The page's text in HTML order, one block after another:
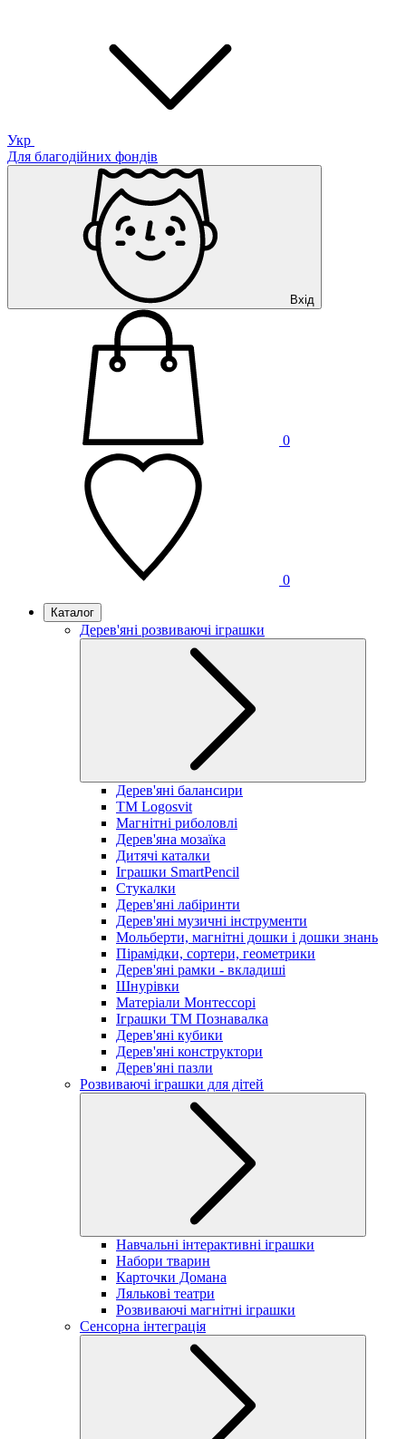
Укр
Для благодійних фондів
Вхід
0
0
Каталог
Дерев'яні розвиваючі іграшки
Дерев'яні балансири
TM Logosvit
Магнітні риболовлі
Дерев'яна мозаїка
Дитячі каталки
Іграшки SmartPencil
Стукалки
Дерев'яні лабіринти
Дерев'яні музичні інструменти
Мольберти, магнітні дошки і дошки знань
Пірамідки, сортери, геометрики
Дерев'яні рамки - вкладиші
Шнурівки
Матеріали Монтессорі
Іграшки ТМ Познавалка
Дерев'яні кубики
Дерев'яні конструктори
Дерев'яні пазли
Розвиваючі іграшки для дітей
Навчальні інтерактивні іграшки
Набори тварин
Карточки Домана
Лялькові театри
Розвиваючі магнітні іграшки
Сенсорна інтеграція